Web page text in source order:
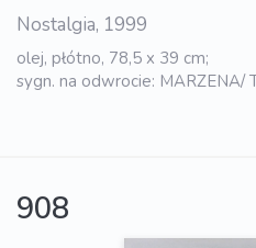
Nostalgia, 1999
olej, płótno, 78,5 x 39 cm;
sygn. na odwrocie: MARZENA/
908